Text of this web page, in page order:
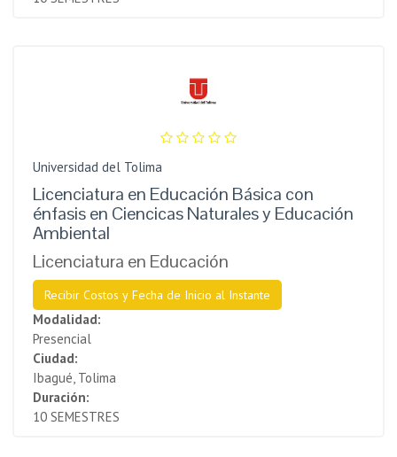
Universidad del Tolima
Licenciatura en Educación Básica con
énfasis en Ciencicas Naturales y Educación
Ambiental
Licenciatura en Educación
Recibir Costos y Fecha de Inicio al Instante
Modalidad:
Presencial
Ciudad:
Ibagué, Tolima
Duración:
10 SEMESTRES